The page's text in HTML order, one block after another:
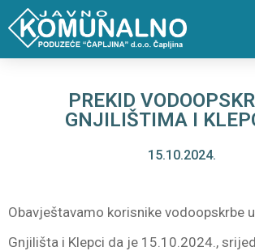
PREKID
GNJILIŠTIMA I
15.10.2024.
Obavještavamo korisnike vodoopskrbe
Gnjilišta i Klepci da je 15.10.2024.,